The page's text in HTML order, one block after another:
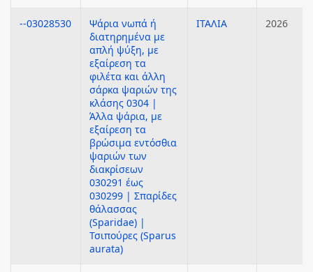
--03028530
Ψάρια νωπά ή
διατηρημένα με
απλή ψύξη, με
εξαίρεση τα
φιλέτα και άλλη
σάρκα ψαριών της
κλάσης 0304 |
Άλλα ψάρια, με
εξαίρεση τα
βρώσιμα εντόσθια
ψαριών των
διακρίσεων
030291 έως
030299 | Σπαρίδες
θάλασσας
(Sparidae) |
Τσιπούρες (Sparus
aurata)
ΙΤΑΛΙΑ 2026